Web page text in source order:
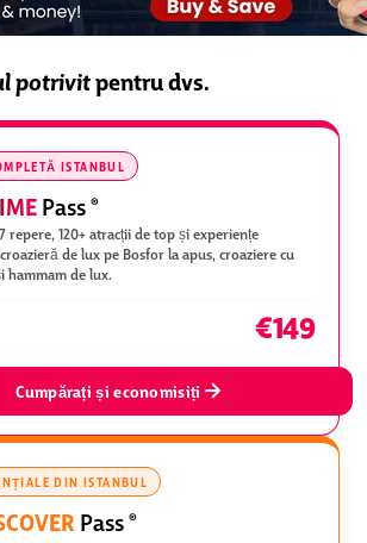
potrivitpentru dvs.
ISTANBUL
Pass ®
repere, 120+ atracții de top și experiențe
de lux pe Bosfor la apus, croaziere cu
hammam de lux.
€149
Cumpărați și economisiți
DIN ISTANBUL
Pass ®